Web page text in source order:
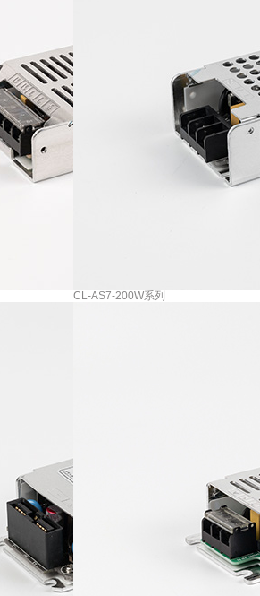
CL-AS7-200W系列